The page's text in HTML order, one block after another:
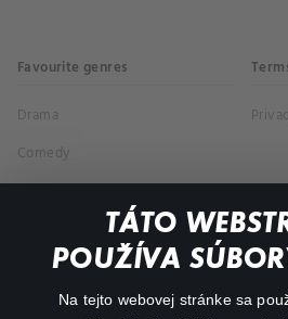
TÁTO
POUŽÍVA
Na tejto webovej stránke sa
Favourite genres
Drama
Comedy